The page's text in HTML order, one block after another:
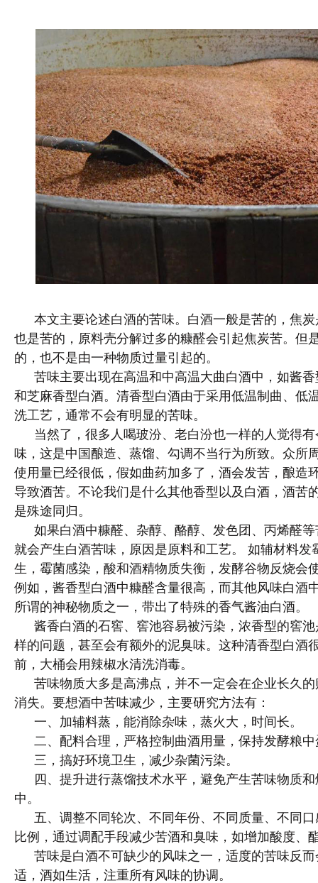
本文主要论述白酒的苦味。白酒一般是苦的，焦
也是苦的，原料壳分解过多的糠醛会引起焦炭苦。但
的，也不是由一种物质过量引起的。
苦味主要出现在高温和中高温大曲白酒中，如酱
和芝麻香型白酒。清香型白酒由于采用低温制曲、低
洗工艺，通常不会有明显的苦味。
当然了，很多人喝玻汾、老白汾也一样的人觉得
味，这是中国酿造、蒸馏、勾调不当行为所致。众所
使用量已经很低，假如曲药加多了，酒会发苦，酿造
导致酒苦。不论我们是什么其他香型以及白酒，酒苦
是殊途同归。
如果白酒中糠醛、杂醇、酪醇、发色团、丙烯醛
就会产生白酒苦味，原因是原料和工艺。 如辅材料发
生，霉菌感染，酸和酒精物质失衡，发酵谷物反烧会
例如，酱香型白酒中糠醛含量很高，而其他风味白酒
所谓的神秘物质之一，带出了特殊的香气酱油白酒。
酱香白酒的石窖、窖池容易被污染，浓香型的窖
样的问题，甚至会有额外的泥臭味。这种清香型白酒
前，大桶会用辣椒水清洗消毒。
苦味物质大多是高沸点，并不一定会在企业长久
消失。要想酒中苦味减少，主要研究方法有：
一、加辅料蒸，能消除杂味，蒸火大，时间长。
二、配料合理，严格控制曲酒用量，保持发酵粮
三，搞好环境卫生，减少杂菌污染。
四、提升进行蒸馏技术水平，避免产生苦味物质
中。
五、调整不同轮次、不同年份、不同质量、不同
比例，通过调配手段减少苦酒和臭味，如增加酸度、
苦味是白酒不可缺少的风味之一，适度的苦味反
适，酒如生活，注重所有风味的协调。